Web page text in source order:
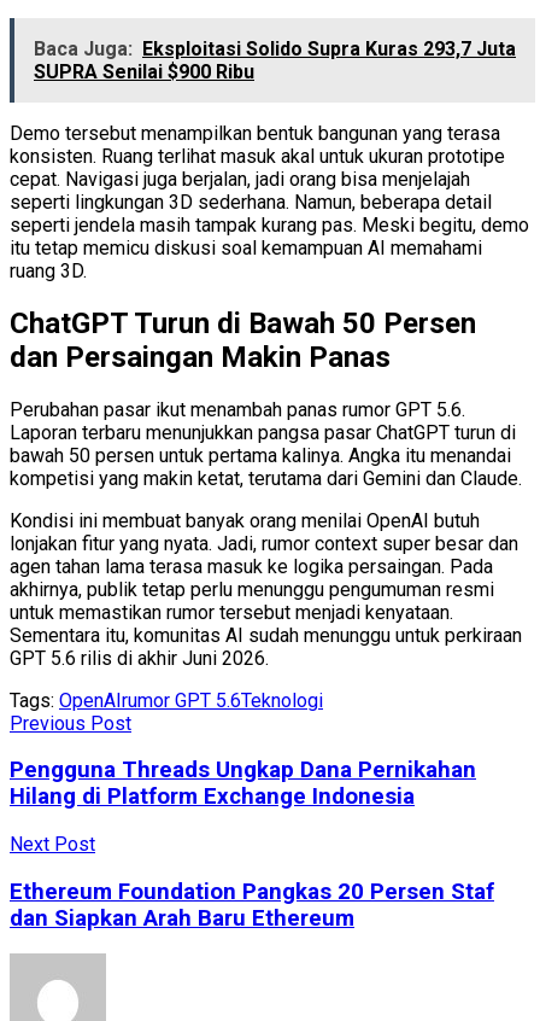
Baca Juga: Eksploitasi Solido Supra Kuras 293,7 Juta
SUPRA Senilai $900 Ribu
Demo tersebut menampilkan bentuk bangunan yang terasa
konsisten. Ruang terlihat masuk akal untuk ukuran prototipe
cepat. Navigasi juga berjalan, jadi orang bisa menjelajah
seperti lingkungan 3D sederhana. Namun, beberapa detail
seperti jendela masih tampak kurang pas. Meski begitu, demo
itu tetap memicu diskusi soal kemampuan AI memahami
ruang 3D.
ChatGPT Turun di Bawah 50 Persen
dan Persaingan Makin Panas
Perubahan pasar ikut menambah panas rumor GPT 5.6.
Laporan terbaru menunjukkan pangsa pasar ChatGPT turun di
bawah 50 persen untuk pertama kalinya. Angka itu menandai
kompetisi yang makin ketat, terutama dari Gemini dan Claude.
Kondisi ini membuat banyak orang menilai OpenAI butuh
lonjakan fitur yang nyata. Jadi, rumor context super besar dan
agen tahan lama terasa masuk ke logika persaingan. Pada
akhirnya, publik tetap perlu menunggu pengumuman resmi
untuk memastikan rumor tersebut menjadi kenyataan.
Sementara itu, komunitas AI sudah menunggu untuk perkiraan
GPT 5.6 rilis di akhir Juni 2026.
Tags: OpenAIrumor GPT 5.6Teknologi
Previous Post
Pengguna Threads Ungkap Dana Pernikahan
Hilang di Platform Exchange Indonesia
Next Post
Ethereum Foundation Pangkas 20 Persen Staf
dan Siapkan Arah Baru Ethereum